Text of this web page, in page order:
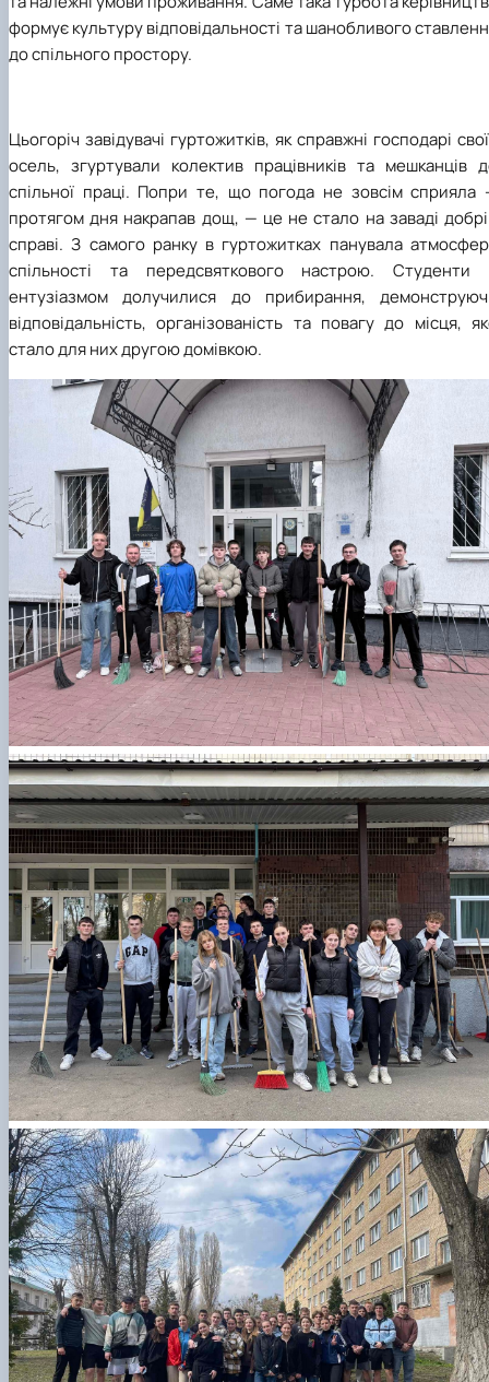
формує культуру відповідальності та шанобливого
до спільного простору.
Цьогоріч завідувачі гуртожитків, як справжні господарі
осель, згуртували колектив працівників та мешканців
спільної праці. Попри те, що погода не зовсім сприяла
протягом дня накрапав дощ, — це не стало на заваді
справі. З самого ранку в гуртожитках панувала
спільності та передсвяткового настрою. Студенти
ентузіазмом долучилися до прибирання,
відповідальність, організованість та повагу до місця,
стало для них другою домівкою.